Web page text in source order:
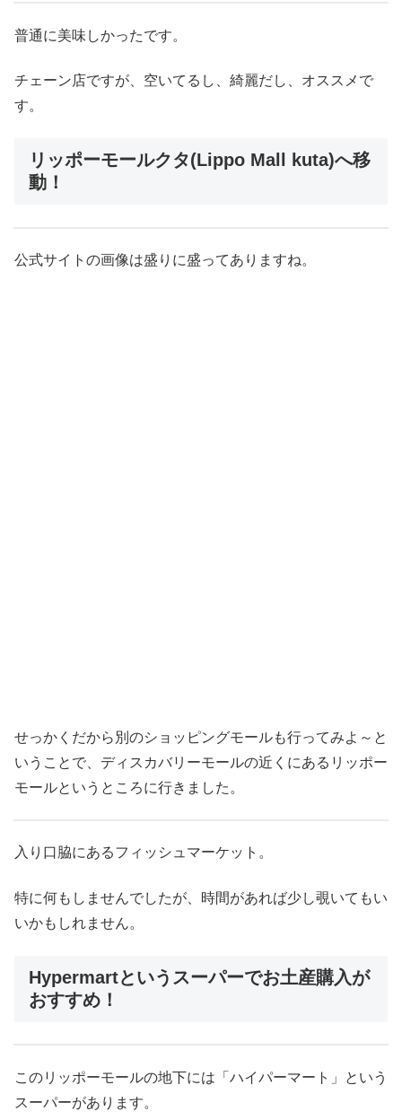
普通に美味しかったです。
チェーン店ですが、空いてるし、綺麗だし、オススメで
す。
リッポーモールクタ(Lippo Mall kuta)へ移
動！
公式サイトの画像は盛りに盛ってありますね。
せっかくだから別のショッピングモールも行ってみよ～と
いうことで、ディスカバリーモールの近くにあるリッポー
モールというところに行きました。
入り口脇にあるフィッシュマーケット。
特に何もしませんでしたが、時間があれば少し覗いてもい
いかもしれません。
Hypermartというスーパーでお土産購入が
おすすめ！
このリッポーモールの地下には「ハイパーマート」という
スーパーがあります。